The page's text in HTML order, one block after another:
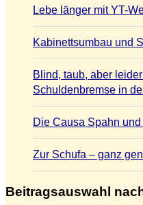
Lebe länger mit YT-
Kabinettsumbau und
Blind, taub, aber
Schuldenbremse in
Die Causa Spahn
Zur Schufa – ganz
Beitragsauswahl